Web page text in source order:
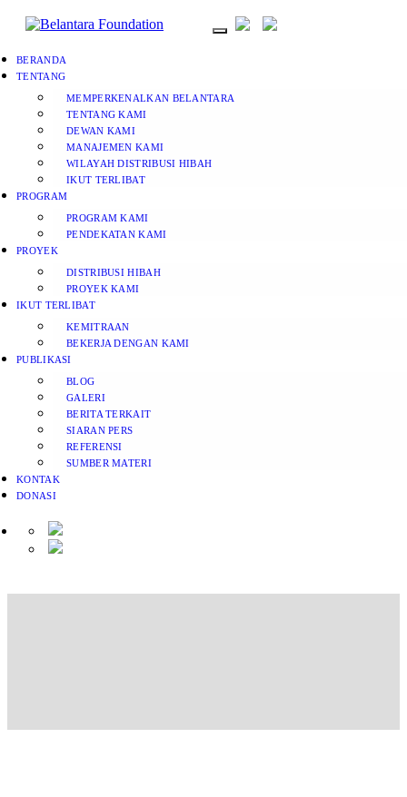
BERANDA
TENTANG
MEMPERKENALKAN BELANTARA
TENTANG KAMI
DEWAN KAMI
MANAJEMEN KAMI
WILAYAH DISTRIBUSI HIBAH
IKUT TERLIBAT
PROGRAM
PROGRAM KAMI
PENDEKATAN KAMI
PROYEK
DISTRIBUSI HIBAH
PROYEK KAMI
IKUT TERLIBAT
KEMITRAAN
BEKERJA DENGAN KAMI
PUBLIKASI
BLOG
GALERI
BERITA TERKAIT
SIARAN PERS
REFERENSI
SUMBER MATERI
KONTAK
DONASI